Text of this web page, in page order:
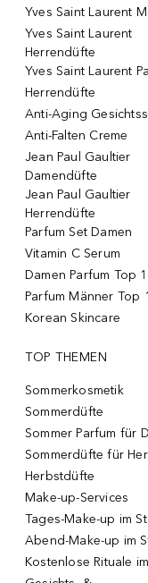
Yves Saint Laurent
Yves Saint Laurent
Herrendüfte
Yves Saint Laurent
Herrendüfte
Anti-Aging
Anti-Falten Creme
Jean Paul Gaultier
Damendüfte
Jean Paul Gaultier
Herrendüfte
Parfum Set Damen
Vitamin C Serum
Damen Parfum Top
Parfum Männer Top
Korean Skincare
TOP THEMEN
Sommerkosmetik
Sommerdüfte
Sommer Parfum für
Sommerdüfte für
Herbstdüfte
Make-up-Services
Tages-Make-up im
Abend-Make-up im
Kostenlose Rituale